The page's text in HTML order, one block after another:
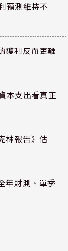
預測維持不
獲利反而更難
本支出看真正
林報告》估
年財測、單季